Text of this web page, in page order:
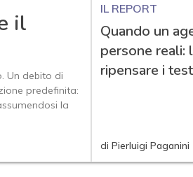
il
Un debito di
predefinita:
la
IL REPORT
Quando un
persone reali:
ripensare i test
di Pierluigi Paganini